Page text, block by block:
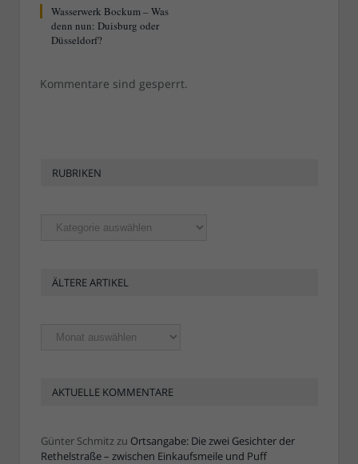
Wasserwerk Bockum – Was
denn nun: Duisburg oder
Düsseldorf?
Kommentare sind gesperrt.
RUBRIKEN
Rubriken
ÄLTERE ARTIKEL
Ältere
Artikel
AKTUELLE KOMMENTARE
Günter Schmitz zu Ortsangabe: Die zwei Gesichter der
Rethelstraße – zwischen Einkaufsmeile und Puff